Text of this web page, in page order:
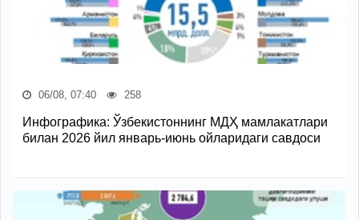
06/08, 07:40 258
Инфографика: Ўзбекистоннинг МДҲ мамлакатлари
билан 2026 йил январь-июнь ойларидаги савдоси